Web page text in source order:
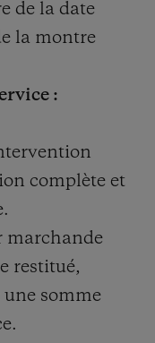
de la date
la montre
:
complète et
marchande
restitué,
somme